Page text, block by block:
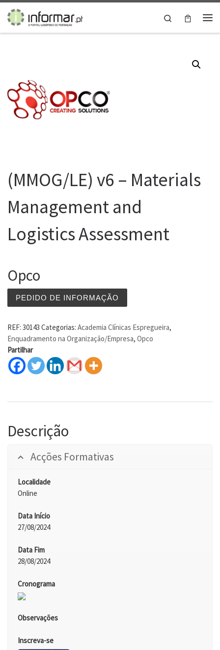
Skip to content
Search
(MMOG/LE) v6 – Materials
Management and
Logistics Assessment
Opco
PEDIDO DE INFORMAÇÃO
REF: 30143 Categorias: Academia Clínicas Espregueira,
Enquadramento na Organização/Empresa, Opco
Partilhar
Descrição
Acções Formativas
Localidade
Online
Data Início
27/08/2024
Data Fim
28/08/2024
Cronograma
Observações
Inscreva-se